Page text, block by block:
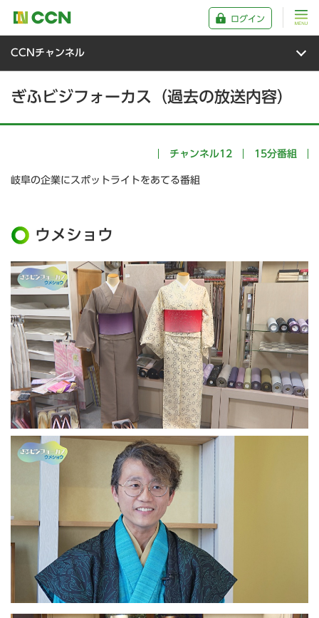
ログイン
CCNチャンネル
ぎふビジフォーカス（過去の放送内容）
チャンネル12 15分番組
岐阜の企業にスポットライトをあてる番組
ウメショウ